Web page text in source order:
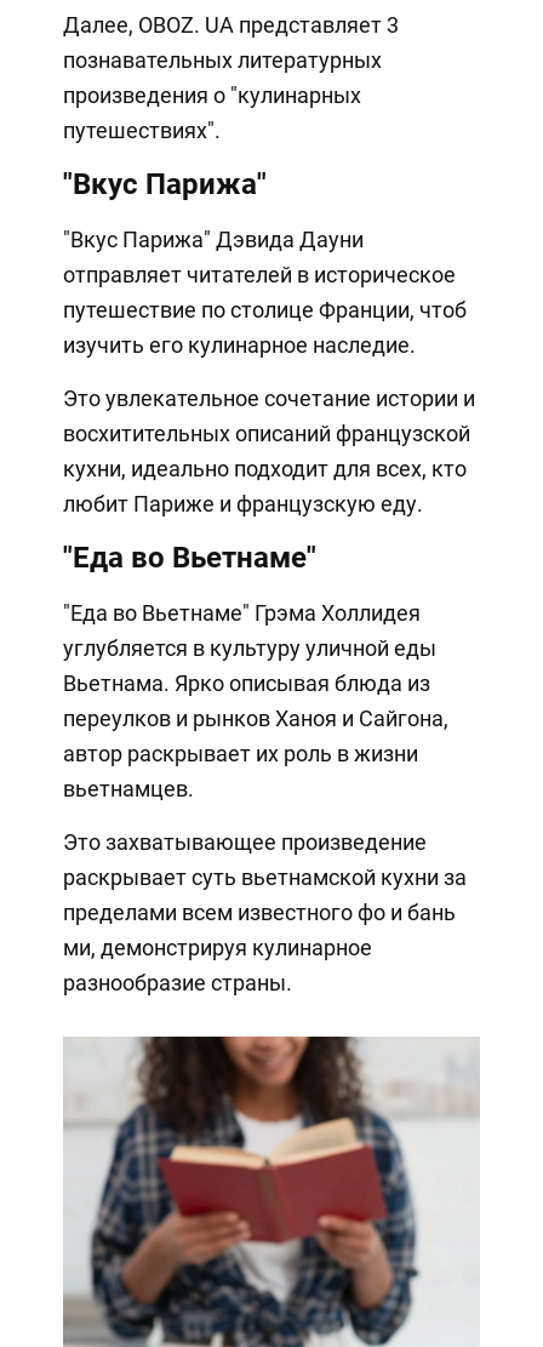
Далее, OBOZ. UA представляет 3
познавательных литературных
произведения о "кулинарных
путешествиях".
"Вкус Парижа"
"Вкус Парижа" Дэвида Дауни
отправляет читателей в историческое
путешествие по столице Франции, чтоб
изучить его кулинарное наследие.
Это увлекательное сочетание истории и
восхитительных описаний французской
кухни, идеально подходит для всех, кто
любит Париже и французскую еду.
"Еда во Вьетнаме"
"Еда во Вьетнаме" Грэма Холлидея
углубляется в культуру уличной еды
Вьетнама. Ярко описывая блюда из
переулков и рынков Ханоя и Сайгона,
автор раскрывает их роль в жизни
вьетнамцев.
Это захватывающее произведение
раскрывает суть вьетнамской кухни за
пределами всем известного фо и бань
ми, демонстрируя кулинарное
разнообразие страны.